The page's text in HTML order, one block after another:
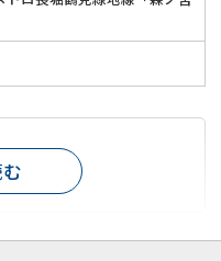
可能 レスポンスが早い
ならこちら
繋がります